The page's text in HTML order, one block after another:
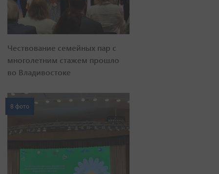
Чествование семейных пар с
многолетним стажем прошло
во Владивостоке
8 фото